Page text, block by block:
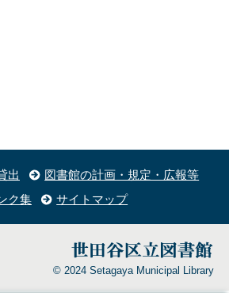
出
図書館の計画・規定・広報等
ク集
サイトマップ
© 2024 Setagaya Municipal Library